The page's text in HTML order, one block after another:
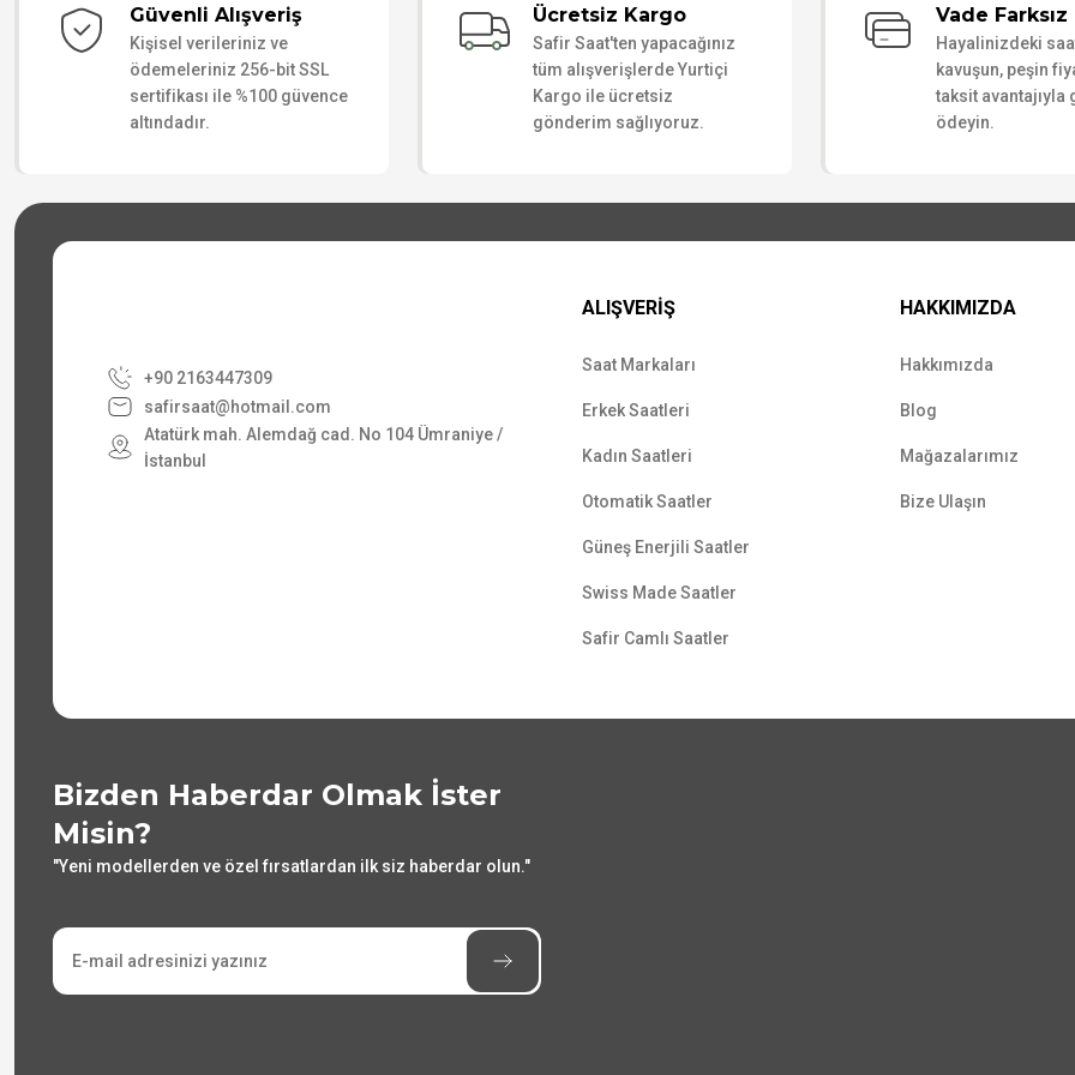
Güvenli Alışveriş
Kişisel verileriniz ve
ödemeleriniz 256-bit SSL
sertifikası ile %100 güvence
altındadır.
Ücretsiz Kargo
Safir Saat'ten yapacağınız
tüm alışverişlerde Yurtiçi
Kargo ile ücretsiz
gönderim sağlıyoruz.
Vade
Hayalinizdeki
kavuşun, peşin
taksit avantajıyla
ödeyin.
+90 2163447309
safirsaat@hotmail.com
Atatürk mah. Alemdağ cad. No 104 Ümraniye /
İstanbul
ALIŞVERİŞ
Saat Markaları
Erkek Saatleri
Kadın Saatleri
Otomatik Saatler
Güneş Enerjili Saatler
Swiss Made Saatler
Safir Camlı Saatler
HAKKIMIZDA
Hakkımızda
Blog
Mağazalarımız
Bize Ulaşın
Bizden Haberdar Olmak İster
Misin?
"Yeni modellerden ve özel fırsatlardan ilk siz haberdar olun."